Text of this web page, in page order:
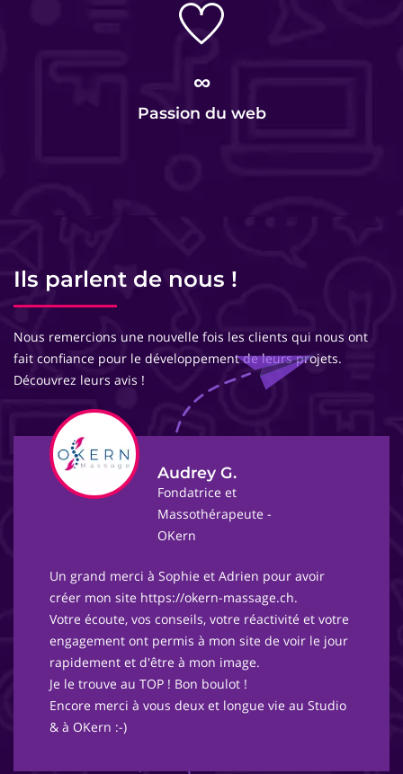
∞
Passion du web
Ils parlent de nous !
Nous remercions une nouvelle fois les clients qui nous ont
fait confiance pour le développement de leurs projets.
Découvrez leurs avis !
Audrey G.
Fondatrice et
Massothérapeute -
OKern
Un grand merci à Sophie et Adrien pour avoir
créer mon site https://okern-massage.ch.
Votre écoute, vos conseils, votre réactivité et votre
engagement ont permis à mon site de voir le jour
rapidement et d'être à mon image.
Je le trouve au TOP ! Bon boulot !
Encore merci à vous deux et longue vie au Studio
& à OKern :-)